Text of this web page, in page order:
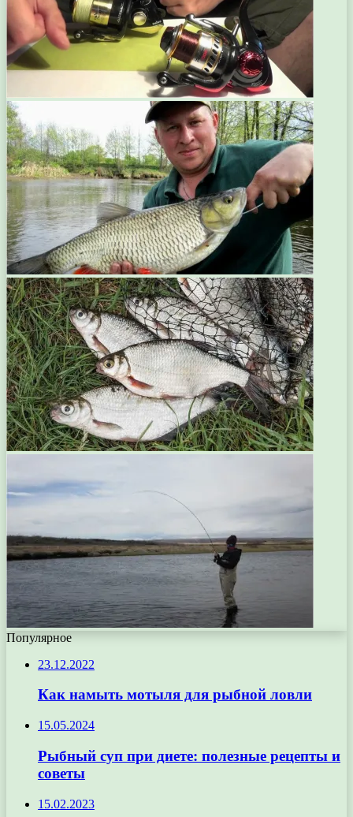
Популярное
23.12.2022
Как намыть мотыля для рыбной ловли
15.05.2024
Рыбный суп при диете: полезные рецепты и
советы
15.02.2023